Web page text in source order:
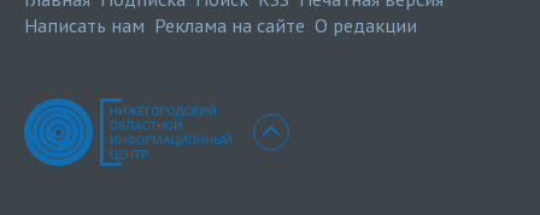
Написать нам Реклама на сайте О редакции